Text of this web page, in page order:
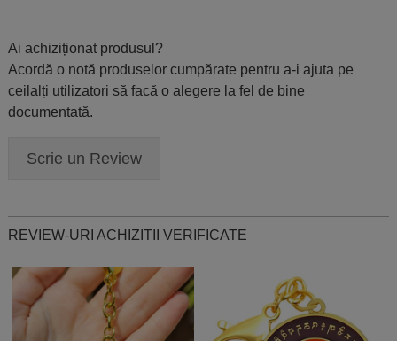
Ai achiziționat produsul?
Acordă o notă produselor cumpărate pentru a-i ajuta pe
ceilalți utilizatori să facă o alegere la fel de bine
documentată.
Scrie un Review
REVIEW-URI ACHIZITII VERIFICATE